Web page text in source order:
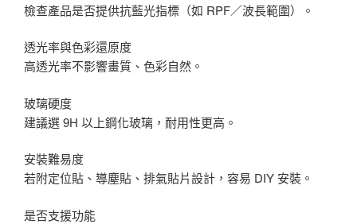
檢查產品是否提供抗藍光指標（如 RPF／波長範圍）。
透光率與色彩還原度
高透光率不影響畫質、色彩自然。
玻璃硬度
建議選 9H 以上鋼化玻璃，耐用性更高。
安裝難易度
若附定位貼、導塵貼、排氣貼片設計，容易 DIY 安裝。
是否支援功能